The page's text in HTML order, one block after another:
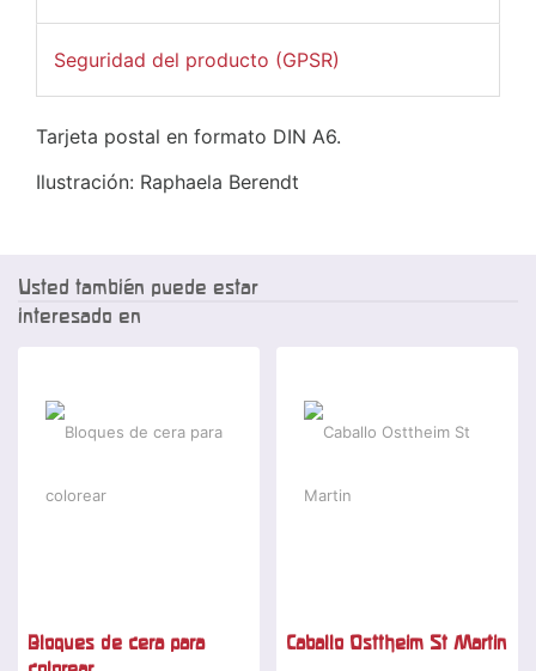
Seguridad del producto (GPSR)
Tarjeta postal en formato DIN A6.
Ilustración: Raphaela Berendt
Usted también puede estar
interesado en
Bloques de cera para
Caballo Osttheim St Martin